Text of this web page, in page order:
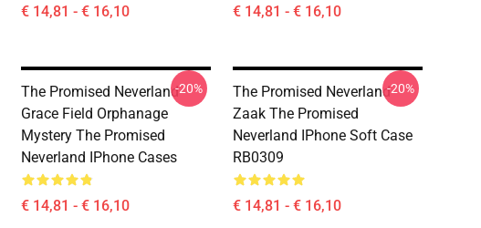
€ 14,81 - € 16,10 € 14,81 - € 16,10
The Promised Neverland -
Grace Field Orphanage
Mystery The Promised
Neverland IPhone Cases
€ 14,81 - € 16,10
-20%
The Promised Neverland
Zaak The Promised
Neverland IPhone Soft Case
RB0309
€ 14,81 - € 16,10
-20%